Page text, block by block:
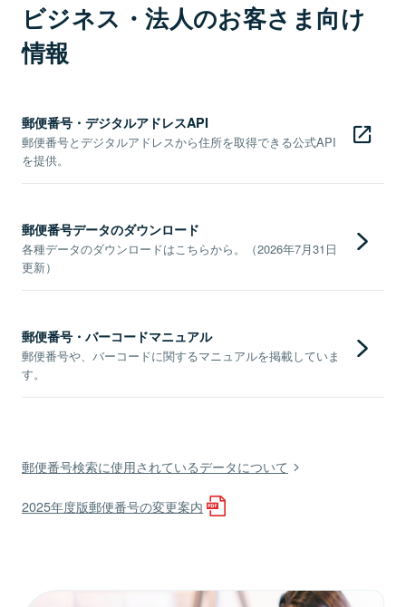
ビジネス・法人のお客さま向け
情報
郵便番号・デジタルアドレスAPI
郵便番号とデジタルアドレスから住所を取得できる公式API
を提供。
郵便番号データのダウンロード
各種データのダウンロードはこちらから。（2026年7月31日
更新）
郵便番号・バーコードマニュアル
郵便番号や、バーコードに関するマニュアルを掲載していま
す。
郵便番号検索に使用されているデータについて
2025年度版郵便番号の変更案内